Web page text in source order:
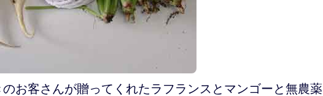
お客さんが贈ってくれたラフランスとマンゴーと無農薬